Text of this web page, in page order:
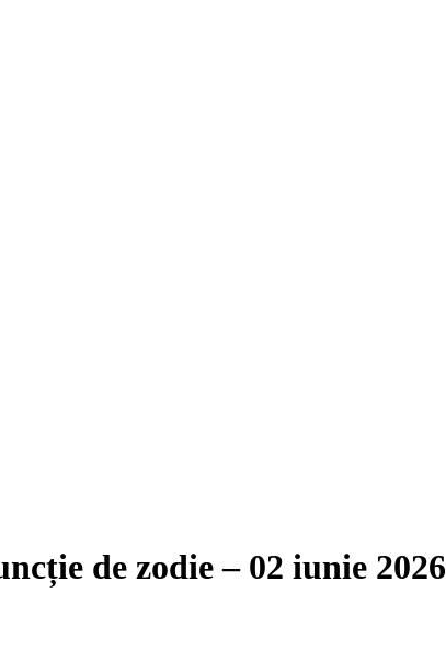
de zodie – 02 iunie 2026